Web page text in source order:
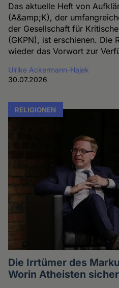
Das aktuelle Heft von
(A&amp;K), der
der Gesellschaft für
(GKPN), ist erschienen. Die
wieder das Vorwort zur
Ulrike Ackermann-Hajek
30.07.2026
RELIGIONEN
Die Irrtümer des
Worin Atheisten